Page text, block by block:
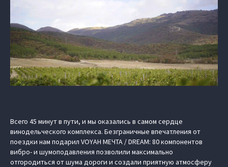
Всего 45 минут в пути, и мы оказались в самом сердце
винодельческого комплекса. Безграничные впечатления от
поездки нам подарил VOYAH МЕЧТА / DREAM: 80 компонентов
вибро- и шумоподавления позволили максимально
отгородиться от шума дороги и создали приятную атмосферу